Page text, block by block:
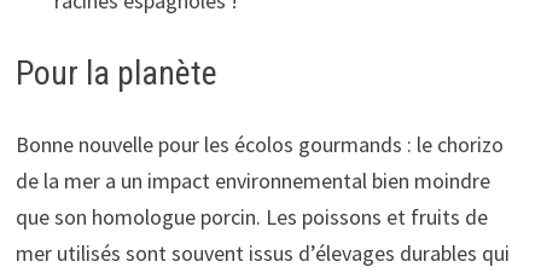
Pour la planète
Bonne nouvelle pour les écolos gourmands : le chorizo
de la mer a un impact environnemental bien moindre
que son homologue porcin. Les poissons et fruits de
mer utilisés sont souvent issus d’élevages durables qui